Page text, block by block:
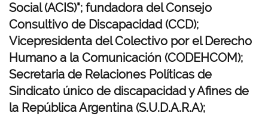
Social (ACIS)"; fundadora del Consejo
Consultivo de Discapacidad (CCD);
Vicepresidenta del Colectivo por el Derecho
Humano a la Comunicación (CODEHCOM);
Secretaria de Relaciones Políticas de
Sindicato único de discapacidad y Afines de
la República Argentina (S.U.D.A.R.A);